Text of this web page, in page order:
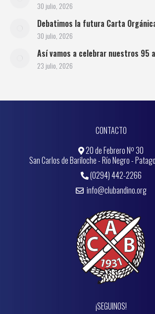
30 julio, 2026
Debatimos la futura Carta
30 julio, 2026
Así vamos a celebrar nuestros 95
23 julio, 2026
CONTACTO
20 de Febrero Nº 30
San Carlos de Bariloche - Río Negro -
(0294) 442-2266
info@clubandino.org
¡SEGUINOS!